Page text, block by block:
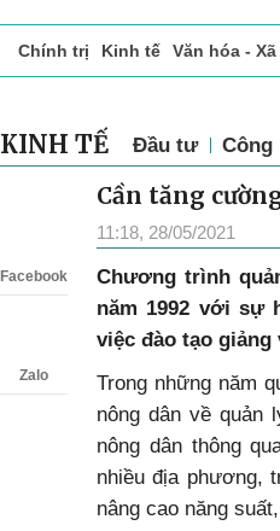
Chính trị Kinh tế Văn hóa -
KINH TẾ Đầu tư Công
Facebook
Zalo
Cần tăng
11:18, 28/05/2021
Chương trình
năm 1992 với sự
việc đào tạo giảng
Trong những năm
nông dân về quản
nông dân thông
nhiều địa phương,
nâng cao năng